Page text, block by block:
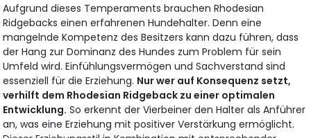
Aufgrund dieses Temperaments brauchen Rhodesian
Ridgebacks einen erfahrenen Hundehalter. Denn eine
mangelnde Kompetenz des Besitzers kann dazu führen, dass
der Hang zur Dominanz des Hundes zum Problem für sein
Umfeld wird. Einfühlungsvermögen und Sachverstand sind
essenziell für die Erziehung. Nur wer auf Konsequenz setzt,
verhilft dem Rhodesian Ridgeback zu einer optimalen
Entwicklung. So erkennt der Vierbeiner den Halter als Anführer
an, was eine Erziehung mit positiver Verstärkung ermöglicht.